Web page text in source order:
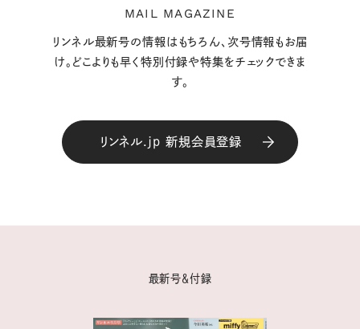
MAIL MAGAZINE
リンネル最新号の情報はもちろん、次号情報もお届
け。どこよりも早く特別付録や特集をチェックできま
す。
リンネル.jp 新規会員登録
最新号＆付録